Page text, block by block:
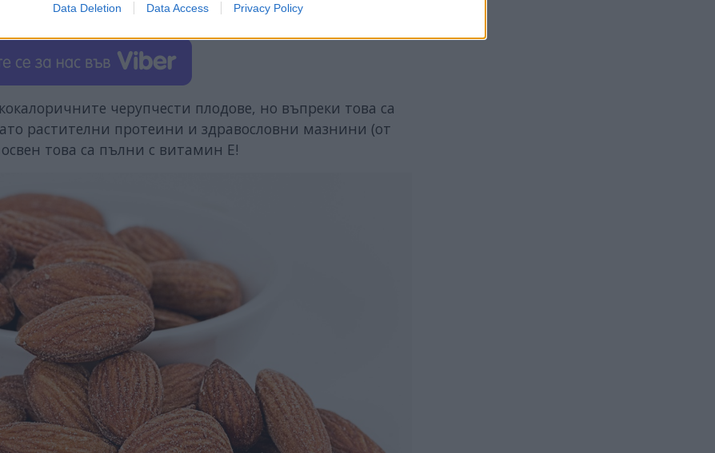
Data Deletion Data Access Privacy Policy
черупчести плодове, но въпреки това са
растителни протеини и здравословни мазнини (от
това са пълни с витамин Е!